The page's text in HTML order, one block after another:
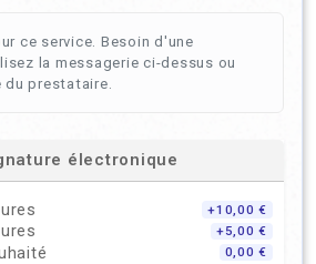
ce service. Besoin d'une
la messagerie ci-dessus ou
du prestataire.
électronique
+10,00 €
+5,00 €
0,00 €